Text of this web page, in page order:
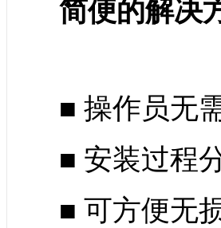
简便的解决
■ 操作员无
■ 安装过程
■ 可方便无